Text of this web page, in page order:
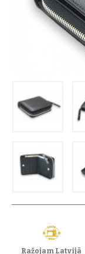
Ražojam Latvijā